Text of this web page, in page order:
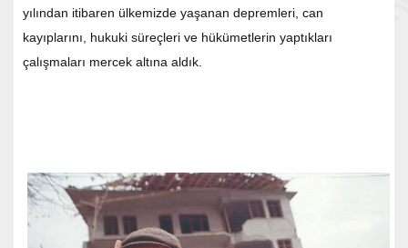
yılından itibaren ülkemizde yaşanan depremleri, can
kayıplarını, hukuki süreçleri ve hükümetlerin yaptıkları
çalışmaları mercek altına aldık.